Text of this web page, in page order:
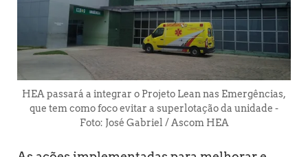
HEA passará a integrar o Projeto Lean nas Emergências,
que tem como foco evitar a superlotação da unidade -
Foto: José Gabriel / Ascom HEA